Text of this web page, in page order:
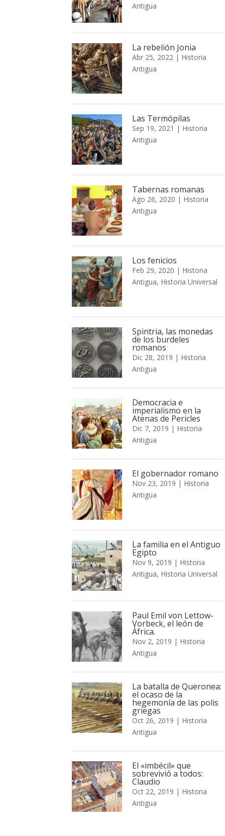
Antigua
La rebelión Jonia
Abr 25, 2022 | Historia
Antigua
Las Termópilas
Sep 19, 2021 | Historia
Antigua
Tabernas romanas
Ago 26, 2020 | Historia
Antigua
Los fenicios
Feb 29, 2020 | Historia
Antigua, Historia Universal
Spintria, las monedas
de los burdeles
romanos
Dic 28, 2019 | Historia
Antigua
Democracia e
imperialismo en la
Atenas de Pericles
Dic 7, 2019 | Historia
Antigua
El gobernador romano
Nov 23, 2019 | Historia
Antigua
La familia en el Antiguo
Egipto
Nov 9, 2019 | Historia
Antigua, Historia Universal
Paul Emil von Lettow-
Vorbeck, el león de
África.
Nov 2, 2019 | Historia
Antigua
La batalla de Queronea:
el ocaso de la
hegemonía de las polis
griegas
Oct 26, 2019 | Historia
Antigua
El «imbécil» que
sobrevivió a todos:
Claudio
Oct 22, 2019 | Historia
Antigua